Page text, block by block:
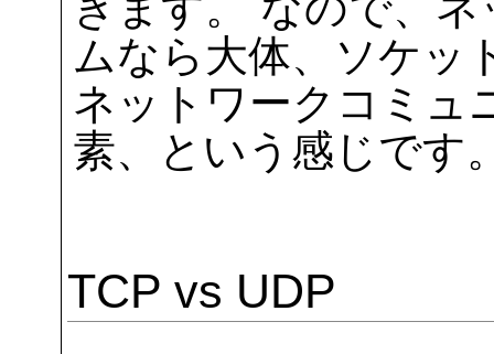
ムなら大体、ソケッ
ネットワークコミュ
素、という感じです
TCP vs UDP